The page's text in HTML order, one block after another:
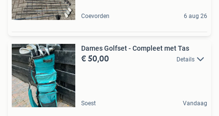
Coevorden 6 aug 26
Dames Golfset - Compleet met Tas
€ 50,00 Details
Soest Vandaag